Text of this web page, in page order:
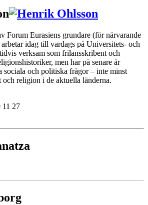
Forum Eurasiens grundare (för närvarande
idag till vardags på Universitets- och
verksam som frilansskribent och
men har på senare år
sociala och politiska frågor – inte minst
och religion i de aktuella länderna.
11 27